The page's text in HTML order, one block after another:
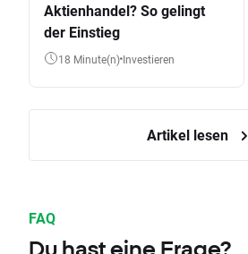
Aktienhandel? So gelingt
der Einstieg
18 Minute(n) Investieren
Artikel lesen
FAQ
Du hast eine Frage?